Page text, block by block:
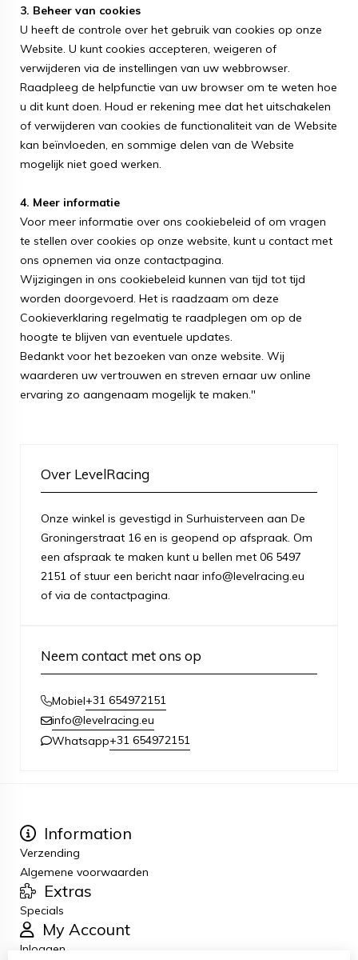
3. Beheer van cookies
U heeft de controle over het gebruik van cookies op onze
Website. U kunt cookies accepteren, weigeren of
verwijderen via de instellingen van uw webbrowser.
Raadpleeg de helpfunctie van uw browser om te weten hoe
u dit kunt doen. Houd er rekening mee dat het uitschakelen
of verwijderen van cookies de functionaliteit van de Website
kan beïnvloeden, en sommige delen van de Website
mogelijk niet goed werken.
4. Meer informatie
Voor meer informatie over ons cookiebeleid of om vragen
te stellen over cookies op onze website, kunt u contact met
ons opnemen via onze contactpagina.
Wijzigingen in ons cookiebeleid kunnen van tijd tot tijd
worden doorgevoerd. Het is raadzaam om deze
Cookieverklaring regelmatig te raadplegen om op de
hoogte te blijven van eventuele updates.
Bedankt voor het bezoeken van onze website. Wij
waarderen uw vertrouwen en streven ernaar uw online
ervaring zo aangenaam mogelijk te maken."
Over LevelRacing
Onze winkel is gevestigd in Surhuisterveen aan De
Groningerstraat 16 en is geopend op afspraak. Om
een afspraak te maken kunt u bellen met 06 5497
2151 of stuur een bericht naar info@levelracing.eu
of via de contactpagina.
Neem contact met ons op
Mobiel+31 654972151
info@levelracing.eu
Whatsapp+31 654972151
Information
Verzending
Algemene voorwaarden
Extras
Specials
My Account
Inloggen